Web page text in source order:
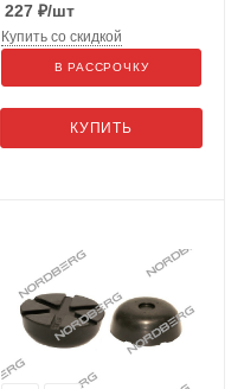
227 ₽/шт
КУПИТЬ
Купить со скидкой
В РАССРОЧКУ